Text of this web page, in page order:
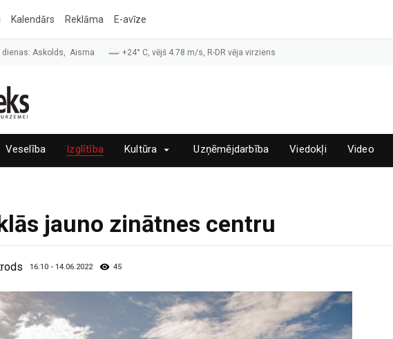
Kalendārs Reklāma E-avīze
dienas: Askolds, Aisma +24° C, vējš 4.78 m/s, R-DR vēja virziens
Veselība Izglītība Kultūra Uzņēmējdarbība Viedokļi Video
jauno zinātnes centru
16:10 - 14.06.2022 45